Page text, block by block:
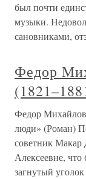
был почти
музыки.
сановниками,
Федор
Федор
люди» (Роман)
советник Макар
Алексеевне, что
загнутый